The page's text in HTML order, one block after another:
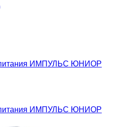
питания ИМПУЛЬС ЮНИОР
питания ИМПУЛЬС ЮНИОР